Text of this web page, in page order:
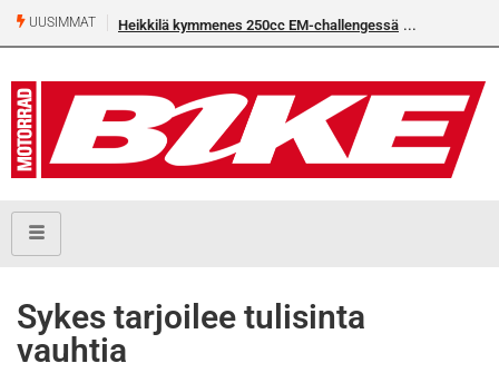
UUSIMMAT Heikkilä kymmenes 250cc EM-challengessä
Sykes tarjoilee tulisinta
vauhtia